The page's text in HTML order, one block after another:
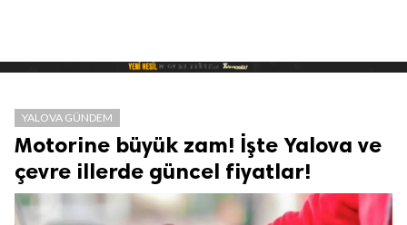
YALOVA GÜNDEM
Motorine büyük zam! İşte Yalova ve
çevre illerde güncel fiyatlar!